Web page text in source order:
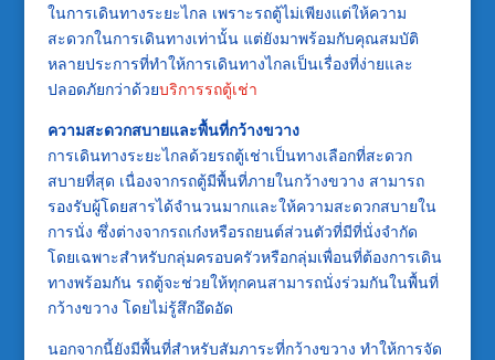
ในการเดินทางระยะไกล เพราะรถตู้ไม่เพียงแต่ให้ความ
สะดวกในการเดินทางเท่านั้น แต่ยังมาพร้อมกับคุณสมบัติ
หลายประการที่ทำให้การเดินทางไกลเป็นเรื่องที่ง่ายและ
ปลอดภัยกว่าด้วยบริการรถตู้เช่า
ความสะดวกสบายและพื้นที่กว้างขวาง
การเดินทางระยะไกลด้วยรถตู้เช่าเป็นทางเลือกที่สะดวก
สบายที่สุด เนื่องจากรถตู้มีพื้นที่ภายในกว้างขวาง สามารถ
รองรับผู้โดยสารได้จำนวนมากและให้ความสะดวกสบายใน
การนั่ง ซึ่งต่างจากรถเก๋งหรือรถยนต์ส่วนตัวที่มีที่นั่งจำกัด
โดยเฉพาะสำหรับกลุ่มครอบครัวหรือกลุ่มเพื่อนที่ต้องการเดิน
ทางพร้อมกัน รถตู้จะช่วยให้ทุกคนสามารถนั่งร่วมกันในพื้นที่
กว้างขวาง โดยไม่รู้สึกอึดอัด
นอกจากนี้ยังมีพื้นที่สำหรับสัมภาระที่กว้างขวาง ทำให้การจัด